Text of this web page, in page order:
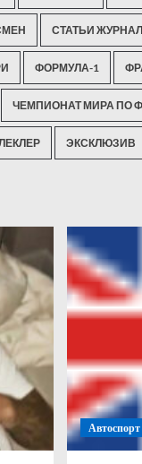
СТАТЬИ
ФОРМУЛА-1
ЧЕМПИОНАТ МИРА ПО
ЭКСКЛЮЗИВ
Автоспорт